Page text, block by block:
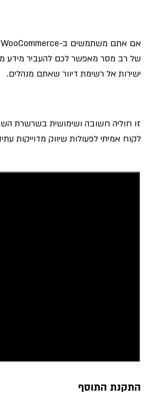
של רב מסר מאפשר לכם להעביר מידע
ישירות אל רשימת דיוור שאתם מנהלים.
זו חוליה חשובה ושימושית בשרשרת
לקוח אמיתי לפעולות שיווק מדוייקות
התקנת התוסף